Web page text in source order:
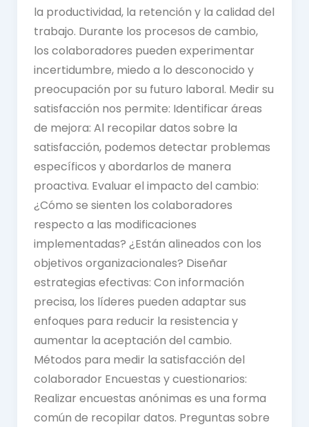
la productividad, la retención y la calidad del
trabajo. Durante los procesos de cambio,
los colaboradores pueden experimentar
incertidumbre, miedo a lo desconocido y
preocupación por su futuro laboral. Medir su
satisfacción nos permite: Identificar áreas
de mejora: Al recopilar datos sobre la
satisfacción, podemos detectar problemas
específicos y abordarlos de manera
proactiva. Evaluar el impacto del cambio:
¿Cómo se sienten los colaboradores
respecto a las modificaciones
implementadas? ¿Están alineados con los
objetivos organizacionales? Diseñar
estrategias efectivas: Con información
precisa, los líderes pueden adaptar sus
enfoques para reducir la resistencia y
aumentar la aceptación del cambio.
Métodos para medir la satisfacción del
colaborador Encuestas y cuestionarios:
Realizar encuestas anónimas es una forma
común de recopilar datos. Preguntas sobre